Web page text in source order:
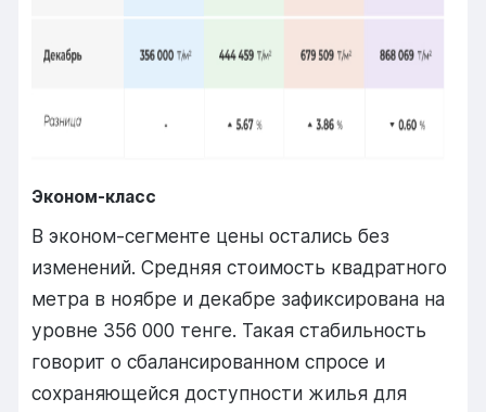
Эконом-класс
В эконом-сегменте цены остались без
изменений. Средняя стоимость квадратного
метра в ноябре и декабре зафиксирована на
уровне 356 000 тенге. Такая стабильность
говорит о сбалансированном спросе и
сохраняющейся доступности жилья для